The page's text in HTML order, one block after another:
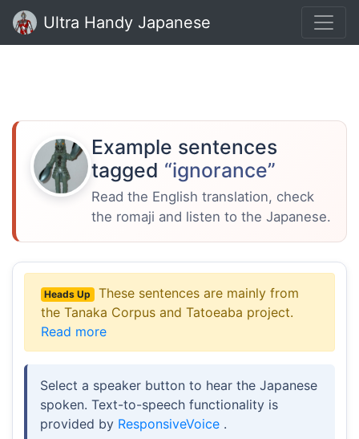
Ultra Handy Japanese
Example sentences
tagged “ignorance”
Read the English translation, check
the romaji and listen to the Japanese.
Heads Up
These sentences are mainly from
the Tanaka Corpus and Tatoeaba project.
Read more
Select a speaker button to hear the Japanese
spoken. Text-to-speech functionality is
provided by ResponsiveVoice .